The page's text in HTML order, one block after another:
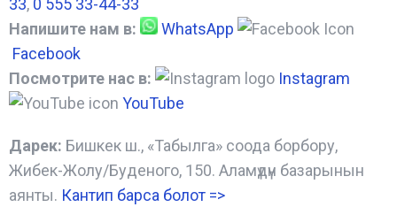
Напишите нам в:
WhatsApp
Facebook
Посмотрите нас в:
Instagram
YouTube
Дарек: Бишкек ш., «Табылга» соода борбору,
Жибек-Жолу/Буденого, 150. Аламүдүн базарынын
аянты. Кантип барса болот =>